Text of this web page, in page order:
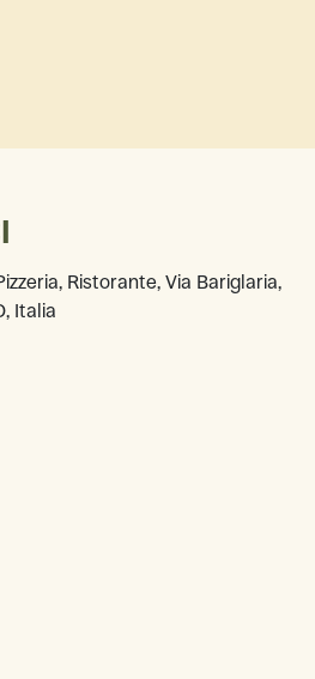
Ristorante, Via Bariglaria,
Italia